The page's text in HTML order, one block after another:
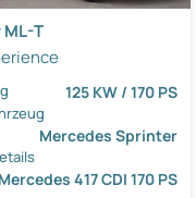
ML-T
125 KW / 170 PS
Mercedes Sprinter
Mercedes 417 CDI 170 PS